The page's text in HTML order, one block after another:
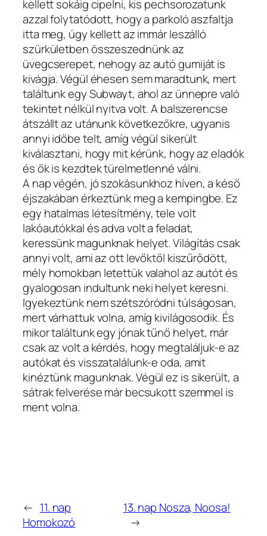
kellett sokáig cipelni, kis pechsorozatunk
azzal folytatódott, hogy a parkoló aszfaltja
itta meg, úgy kellett az immár leszálló
szürkületben összeszednünk az
üvegcserepet, nehogy az autó gumiját is
kivágja. Végül éhesen sem maradtunk, mert
találtunk egy Subwayt, ahol az ünnepre való
tekintet nélkül nyitva volt. A balszerencse
átszállt az utánunk következőkre, ugyanis
annyi időbe telt, amíg végül sikerült
kiválasztani, hogy mit kérünk, hogy az eladók
és ők is kezdtek türelmetlenné válni.
A nap végén, jó szokásunkhoz híven, a késő
éjszakában érkeztünk meg a kempingbe. Ez
egy hatalmas létesítmény, tele volt
lakóautókkal és adva volt a feladat,
keressünk magunknak helyet. Világítás csak
annyi volt, ami az ott levőktől kiszűrődött,
mély homokban letettük valahol az autót és
gyalogosan indultunk neki helyet keresni.
Igyekeztünk nem szétszóródni túlságosan,
mert várhattuk volna, amíg kivilágosodik. És
mikor találtunk egy jónak tűnő helyet, már
csak az volt a kérdés, hogy megtaláljuk-e az
autókat és visszatalálunk-e oda, amit
kinéztünk magunknak. Végül ez is sikerült, a
sátrak felverése már becsukott szemmel is
ment volna.
← 11. nap
Homokozó
13. nap Nosza, Noosa!
→